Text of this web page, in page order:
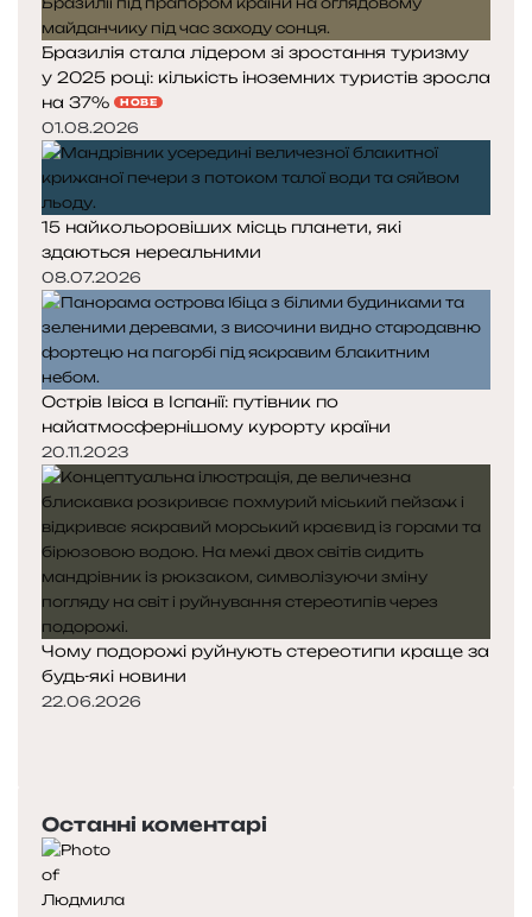
Бразилія стала лідером зі зростання туризму
у 2025 році: кількість іноземних туристів зросла
на 37%
НОВЕ
01.08.2026
15 найкольоровіших місць планети, які
здаються нереальними
08.07.2026
Острів Івіса в Іспанії: путівник по
найатмосфернішому курорту країни
20.11.2023
Чому подорожі руйнують стереотипи краще за
будь-які новини
22.06.2026
Останні коментарі